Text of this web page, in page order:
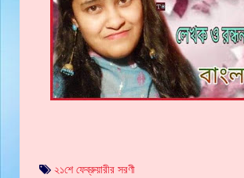
২১শে ফেব্রুয়ারীর সরণী